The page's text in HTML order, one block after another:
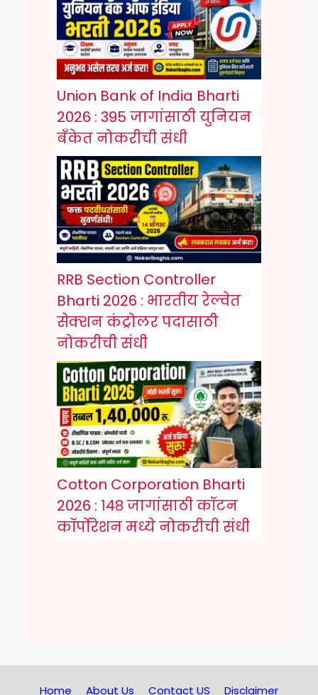
Union Bank of India Bharti
2026 : 395 जागांसाठी युनियन
बँकेत नोकरीची संधी
RRB Section Controller
Bharti 2026 : भारतीय रेल्वेत
सेक्शन कंट्रोलर पदासाठी
नोकरीची संधी
Cotton Corporation Bharti
2026 : १४८ जागांसाठी कॉटन
कॉर्पोरेशन मध्ये नोकरीची संधी
Home About Us Contact US Disclaimer